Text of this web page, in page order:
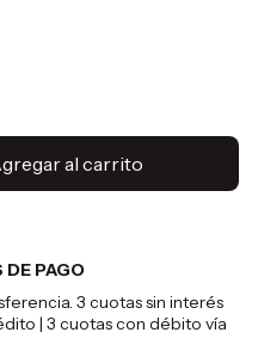
DE PAGO
3 cuotas sin interés
| 3 cuotas con débito vía